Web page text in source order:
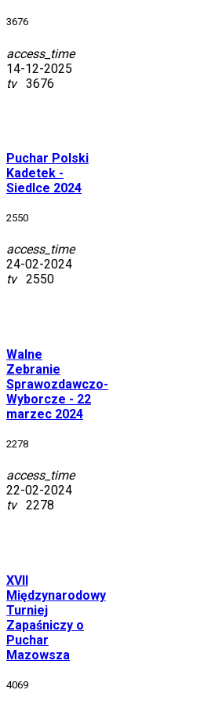
3676
access_time
14-12-2025
tv3676
Puchar Polski
Kadetek -
Siedlce 2024
2550
access_time
24-02-2024
tv2550
Walne
Zebranie
Sprawozdawczo-
Wyborcze - 22
marzec 2024
2278
access_time
22-02-2024
tv2278
XVII
Międzynarodowy
Turniej
Zapaśniczy o
Puchar
Mazowsza
4069